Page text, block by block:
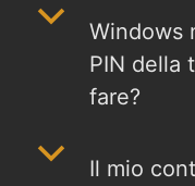
b
Windows
PIN della
fare?
b
Il mio